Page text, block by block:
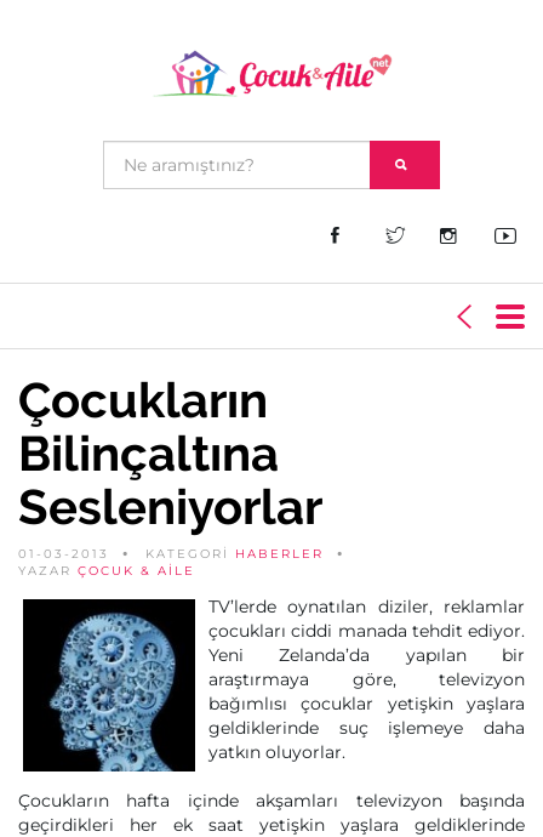
Çocukların
Bilinçaltına
Sesleniyorlar
01-03-2013 KATEGORİ HABERLER
YAZAR ÇOCUK & AILE
TV’lerde oynatılan diziler, reklamlar
çocukları ciddi manada tehdit ediyor.
Yeni Zelanda’da yapılan bir
araştırmaya göre, televizyon
bağımlısı çocuklar yetişkin yaşlara
geldiklerinde suç işlemeye daha
yatkın oluyorlar.
Çocukların hafta içinde akşamları televizyon başında
geçirdikleri her ek saat yetişkin yaşlara geldiklerinde